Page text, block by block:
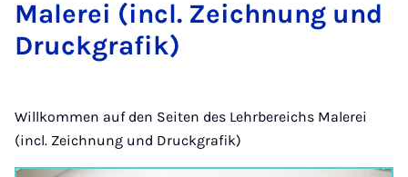
Malerei (in­cl. Zeich­nung und
Druck­grafik)
Willkommen auf den Seiten des Lehrbereichs Malerei
(incl. Zeichnung und Druckgrafik)